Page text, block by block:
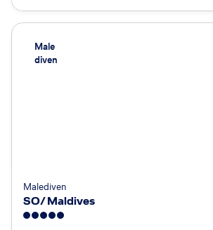
Male
diven
Malediven
SO/ Maldives